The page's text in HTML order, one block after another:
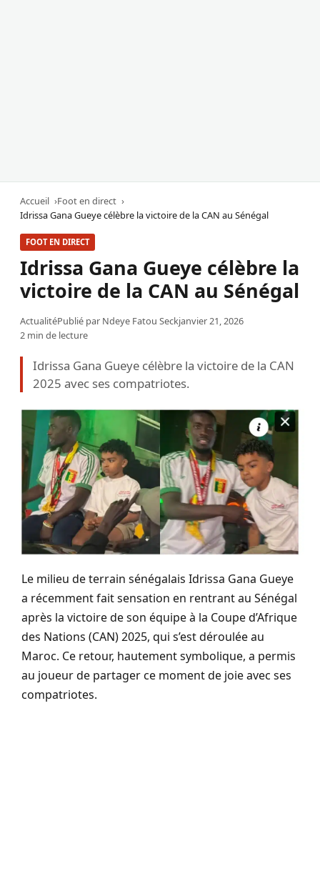
Accueil
Foot en direct
Idrissa Gana Gueye célèbre la victoire de la CAN au Sénégal
FOOT EN DIRECT
Idrissa Gana Gueye célèbre la
victoire de la CAN au Sénégal
ActualitéPublié par Ndeye Fatou Seckjanvier 21, 2026
2 min de lecture
Idrissa Gana Gueye célèbre la victoire de la CAN
2025 avec ses compatriotes.
Le milieu de terrain sénégalais Idrissa Gana Gueye
a récemment fait sensation en rentrant au Sénégal
après la victoire de son équipe à la Coupe d’Afrique
des Nations (CAN) 2025, qui s’est déroulée au
Maroc. Ce retour, hautement symbolique, a permis
au joueur de partager ce moment de joie avec ses
compatriotes.